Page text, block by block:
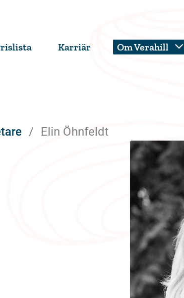
Karriär Om Verahill
Elin Öhnfeldt